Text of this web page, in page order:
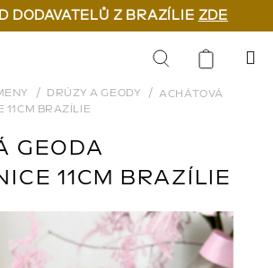
DODAVATELŮ Z BRAZÍLIE ZDE
Hledat
DRÚZY A GEODY
ACHÁTOVÁ
11CM BRAZÍLIE
GEODA
11CM BRAZÍLIE